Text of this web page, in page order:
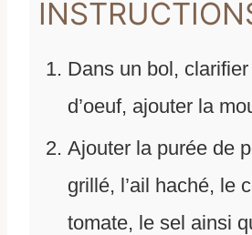
Dans un bol,
d’oeuf, ajouter la
Ajouter la purée de
grillé, l’ail haché, le
tomate, le sel ainsi